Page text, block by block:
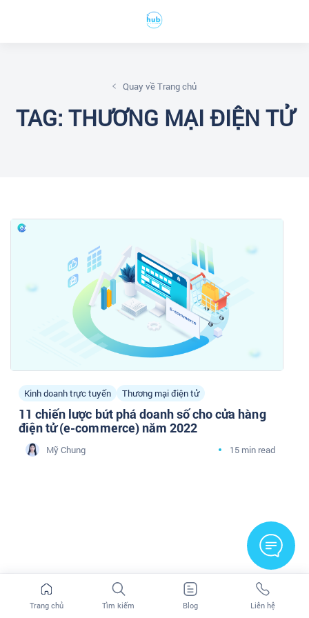
Quay về Trang chủ
TAG: THƯƠNG MẠI ĐIỆN TỬ
Kinh doanh trực tuyến Thương mại điện tử
11 chiến lược bứt phá doanh số cho cửa hàng
điện tử (e-commerce) năm 2022
Mỹ Chung 15 min read
Trang chủ Tìm kiếm Blog Liên hệ